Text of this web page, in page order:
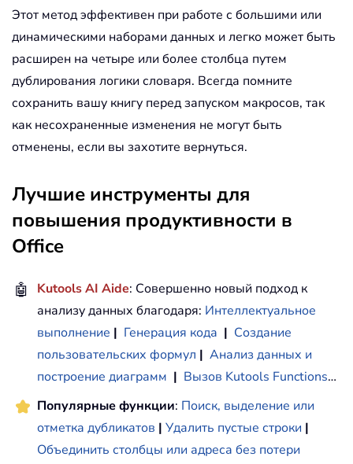
dict2 exists
End
Next
For Each cell In rngC
If Not dict3 .exists(cell
' Check which values exist in
Each key
End If
Next
' Output result to next empty
For
Each key In resultDict . keys
        Cells
(outputRow, Columns.
        outputRow
= outputRow +
Этот метод эффективен при работе с большими или
динамическими наборами данных и легко может быть
расширен на четыре или более столбца путем
дублирования логики словаря. Всегда помните
сохранить вашу книгу перед запуском макросов, так
как несохраненные изменения не могут быть
отменены, если вы захотите вернуться.
Лучшие инструменты для
повышения продуктивности в
Office
🤖 Kutools AI Aide: Совершенно новый подход к
анализу данных благодаря: Интеллектуальное
выполнение | Генерация кода | Создание
пользовательских формул | Анализ данных и
построение диаграмм | Вызов Kutools Functions…
Популярные функции: Поиск, выделение или
отметка дубликатов | Удалить пустые строки |
Объединить столбцы или адреса без потери